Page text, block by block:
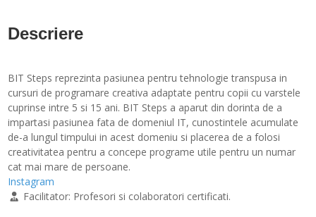
Descriere
BIT Steps reprezinta pasiunea pentru tehnologie transpusa in
cursuri de programare creativa adaptate pentru copii cu varstele
cuprinse intre 5 si 15 ani. BIT Steps a aparut din dorinta de a
impartasi pasiunea fata de domeniul IT, cunostintele acumulate
de-a lungul timpului in acest domeniu si placerea de a folosi
creativitatea pentru a concepe programe utile pentru un numar
cat mai mare de persoane.
Instagram
Facilitator: Profesori si colaboratori certificati.